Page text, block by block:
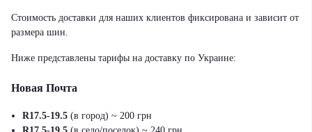
Стоимость доставки для наших клиентов фиксирована и зависит от
размера шин.
Ниже представлены тарифы на доставку по Украине:
Новая Почта
R17.5-19.5 (в город) ~ 200 грн